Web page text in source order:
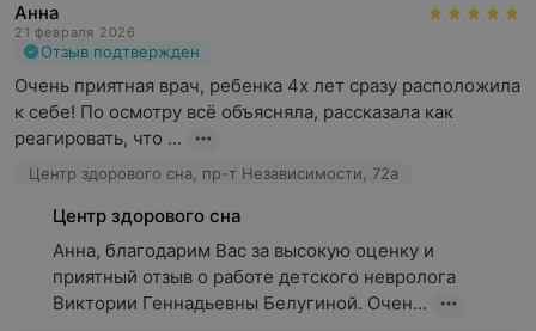
Анна
21 февраля 2026
Отзыв подтвержден
Очень приятная врач, ребенка 4х лет сразу расположила
к себе! По осмотру всё объясняла, рассказала как
реагировать, что ...
Центр здорового сна, пр-т Независимости, 72а
Центр здорового сна
Анна, благодарим Вас за высокую оценку и
приятный отзыв о работе детского невролога
Виктории Геннадьевны Белугиной. Очен...